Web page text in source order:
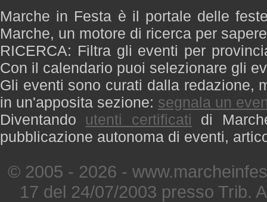
Marche in Festa è il portale delle
Marche, un motore di ricerca per
RICERCA: Filtra gli eventi per
Con il calendario puoi selezionare gli
Gli eventi sono curati dalla redazione,
in un'apposita sezione: segnala un
Diventando utenti certificati di
pubblicazione autonoma di eventi,
© 2005 - 2026 -
17 del 24/07/2003 presso Trib.